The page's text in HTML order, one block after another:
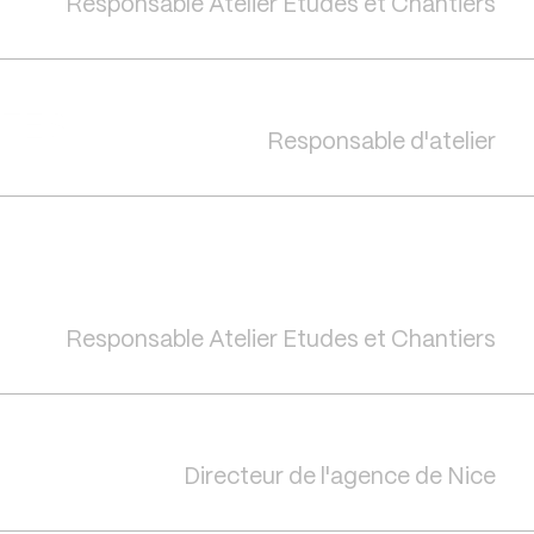
Responsable Atelier Etudes et Chantiers
Responsable d'atelier
Responsable Atelier Etudes et Chantiers
Directeur de l'agence de Nice